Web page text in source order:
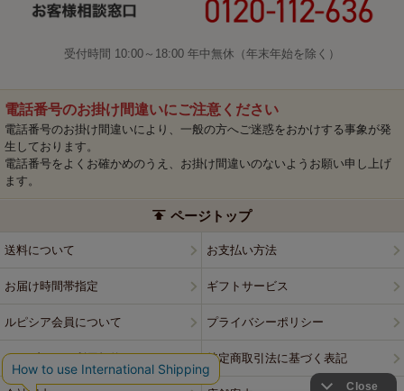
受付時間 10:00～18:00 年中無休（年末年始を除く）
電話番号のお掛け間違いにご注意ください
電話番号のお掛け間違いにより、一般の方へご迷惑をおかけする事象が発
生しております。
電話番号をよくお確かめのうえ、お掛け間違いのないようお願い申し上げ
ます。
ページトップ
送料について お支払い方法
お届け時間帯指定 ギフトサービス
ルピシア会員について プライバシーポリシー
ウェブサイト利用規約 特定商取引法に基づく表記